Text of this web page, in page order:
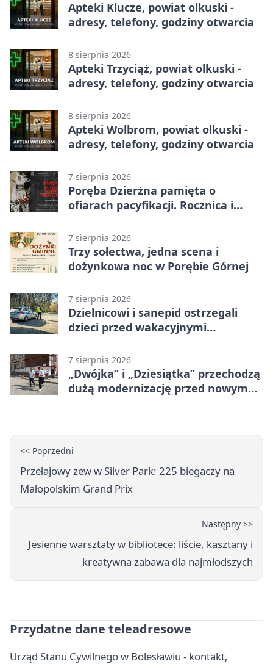
Apteki Klucze, powiat olkuski -
adresy, telefony, godziny otwarcia
8 sierpnia 2026
Apteki Trzyciąż, powiat olkuski -
adresy, telefony, godziny otwarcia
8 sierpnia 2026
Apteki Wolbrom, powiat olkuski -
adresy, telefony, godziny otwarcia
7 sierpnia 2026
Poręba Dzierżna pamięta o
ofiarach pacyfikacji. Rocznica i
7 sierpnia 2026
Trzy sołectwa, jedna scena i
dożynkowa noc w Porębie Górnej
7 sierpnia 2026
Dzielnicowi i sanepid ostrzegali
dzieci przed wakacyjnymi
7 sierpnia 2026
„Dwójka” i „Dziesiątka” przechodzą
dużą modernizację przed nowym
<< Poprzedni
Przełajowy zew w Silver Park: 225 biegaczy na
Małopolskim Grand Prix
Następny >>
Jesienne warsztaty w bibliotece: liście, kasztany i
kreatywna zabawa dla najmłodszych
Przydatne dane teleadresowe
Urząd Stanu Cywilnego w Bolesławiu - kontakt,